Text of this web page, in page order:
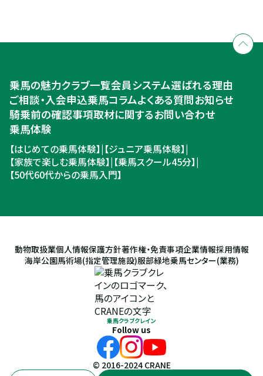
入会のご相談・申込
ご相談・入会申込
乗馬の魅力クラブ一覧会員システム選ばれる理由
ご相談・入会申込乗馬コラムよくある質問お知らせ
騎乗前の確認事項取材に関するお問い合わせ
乗馬体験
【はじめての乗馬体験】| 【ジュニア乗馬体験】|
【家族で楽しむ乗馬体験】| 【乗馬スクール45分】|
【50代60代からの乗馬入門】
動物取扱業個人情報保護方針著作権・免責事項企業情報採用情報
海岸公園馬術場(指定管理施設)服部緑地乗馬センター(業務)
乗馬クラブクレイン
Follow us
© 2016-2024 CRANE